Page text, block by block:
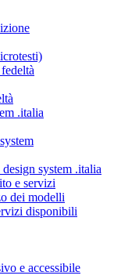
.italia
system .italia
e servizi
dei modelli
disponibili
e accessibile